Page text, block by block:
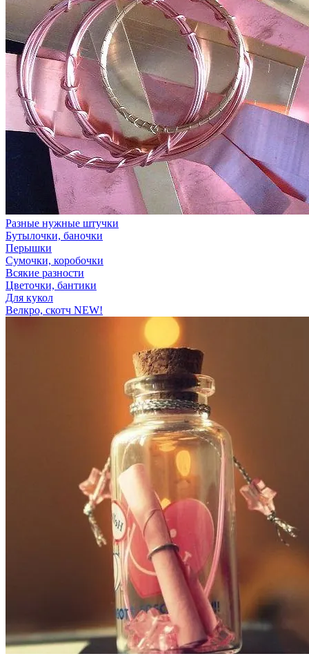
Разные нужные штучки
Бутылочки, баночки
Перышки
Сумочки, коробочки
Всякие разности
Цветочки, бантики
Для кукол
Велкро, скотч NEW!